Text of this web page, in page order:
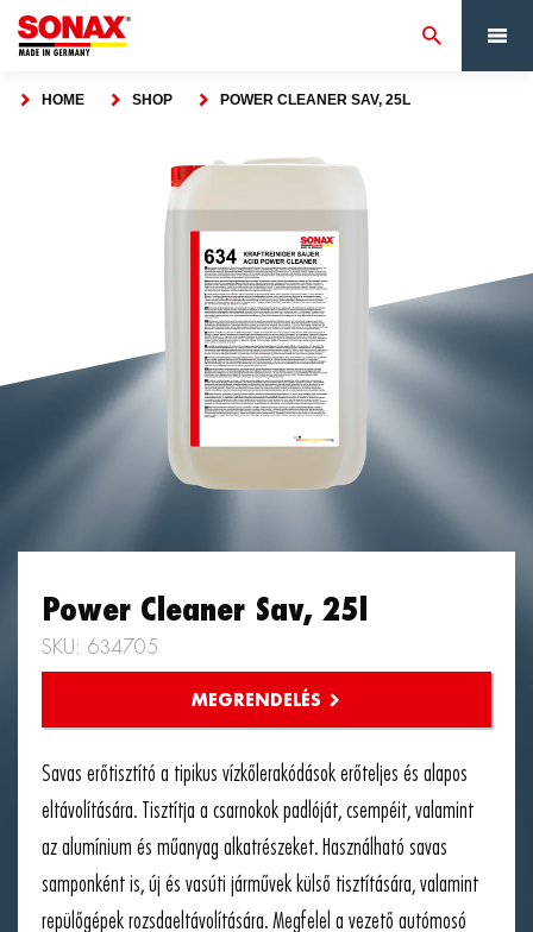
HOME SHOP POWER CLEANER SAV, 25L
Power Cleaner Sav, 25l
SKU: 634705
Savas erőtisztító a tipikus vízkőlerakódások erőteljes és alapos
eltávolítására. Tisztítja a csarnokok padlóját, csempéit, valamint
az alumínium és műanyag alkatrészeket. Használható savas
samponként is, új és vasúti járművek külső tisztítására, valamint
repülőgépek rozsdaeltávolítására. Megfelel a vezető autómosó